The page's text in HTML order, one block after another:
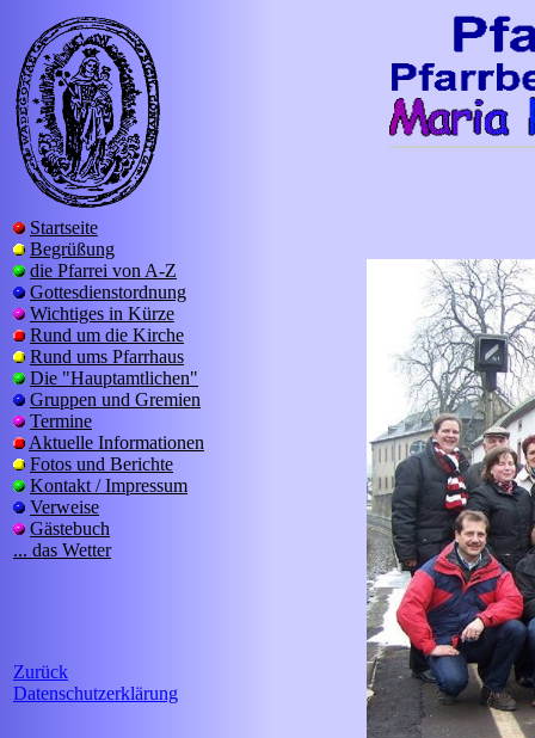
Startseite
Begrüßung
die Pfarrei von A-Z
Gottesdienstordnung
Wichtiges in Kürze
Rund um die Kirche
Rund ums Pfarrhaus
Die "Hauptamtlichen"
Gruppen und Gremien
Termine
Aktuelle Informationen
Fotos und Berichte
Kontakt / Impressum
Verweise
Gästebuch
... das Wetter
Zurück
Datenschutzerklärung